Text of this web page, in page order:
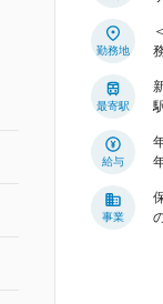
勤務地
最寄駅
給与
事業